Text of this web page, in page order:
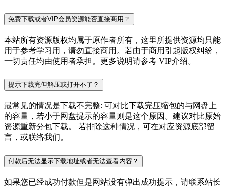
免费下载或者VIP会员资源能否直接商用？
本站所有资源版权均属于原作者所有，这里所提供资源均只能
用于参考学习用，请勿直接商用。若由于商用引起版权纠纷，
一切责任均由使用者承担。更多说明请参考 VIP介绍。
提示下载完但解压或打开不了？
最常见的情况是下载不完整: 可对比下载完压缩包的与网盘上
的容量，若小于网盘提示的容量则是这个原因。建议对比原始
资源重新分包下载。 若排除这种情况，可在对应资源底部留
言，或联络我们。
付款后无法显示下载地址或者无法查看内容？
如果您已经成功付款但是网站没有弹出成功提示，请联系站长